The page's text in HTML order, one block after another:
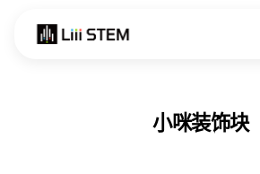
小咪装饰块